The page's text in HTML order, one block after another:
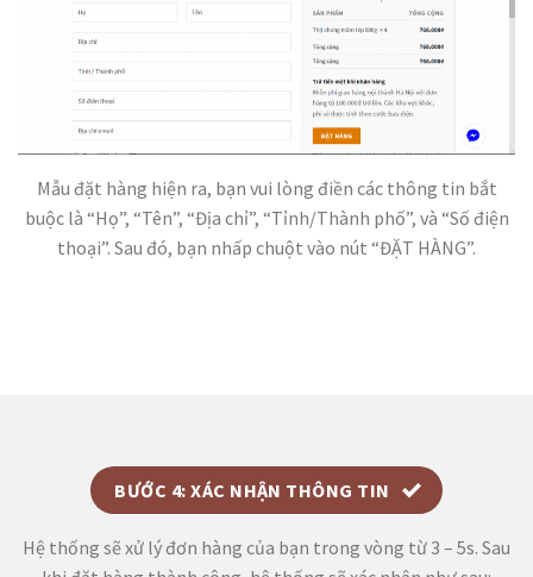
Mẫu đặt hàng hiện ra, bạn vui lòng điền các thông tin bắt
buộc là “Họ”, “Tên”, “Địa chỉ”, “Tỉnh/Thành phố”, và “Số điện
thoại”. Sau đó, bạn nhấp chuột vào nút “ĐẶT HÀNG”.
BƯỚC 4: XÁC NHẬN THÔNG TIN
Hệ thống sẽ xử lý đơn hàng của bạn trong vòng từ 3 – 5s. Sau